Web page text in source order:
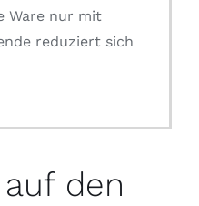
Ware nur mit
reduziert sich
den